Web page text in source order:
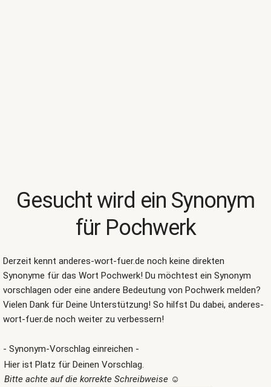
Gesucht wird ein Synonym
für Pochwerk
Derzeit kennt anderes-wort-fuer.de noch keine direkten
Synonyme für das Wort Pochwerk! Du möchtest ein Synonym
vorschlagen oder eine andere Bedeutung von Pochwerk melden?
Vielen Dank für Deine Unterstützung! So hilfst Du dabei, anderes-
wort-fuer.de noch weiter zu verbessern!
- Synonym-Vorschlag einreichen -
Hier ist Platz für Deinen Vorschlag.
Bitte achte auf die korrekte Schreibweise ☺